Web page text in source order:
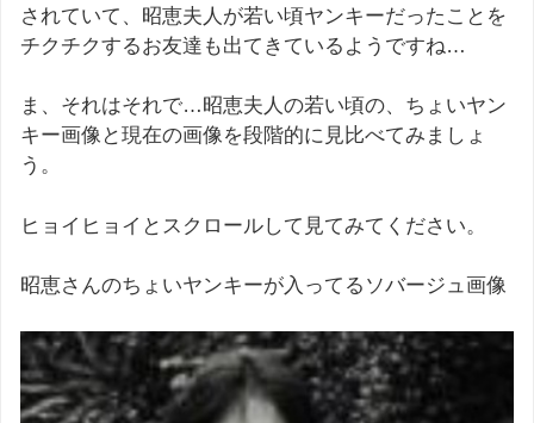
されていて、昭恵夫人が若い頃ヤンキーだったことを
チクチクするお友達も出てきているようですね…
ま、それはそれで…昭恵夫人の若い頃の、ちょいヤン
キー画像と現在の画像を段階的に見比べてみましょ
う。
ヒョイヒョイとスクロールして見てみてください。
昭恵さんのちょいヤンキーが入ってるソバージュ画像